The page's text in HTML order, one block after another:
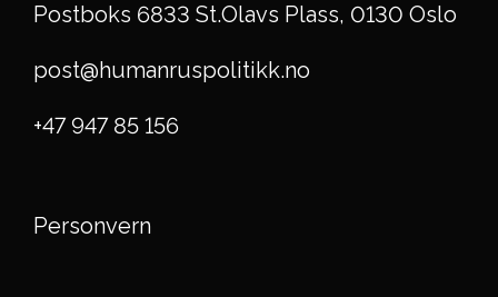
Postboks 6833 St.Olavs Plass, 0130 Oslo
post@humanruspolitikk.no
+47 947 85 156
Personvern